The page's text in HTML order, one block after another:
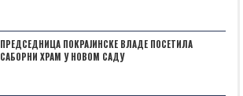
ПРЕДСЕДНИЦА ПОКРАЈИНСКЕ ВЛАДЕ ПОСЕТИЛА
САБОРНИ ХРАМ У НОВОМ САДУ